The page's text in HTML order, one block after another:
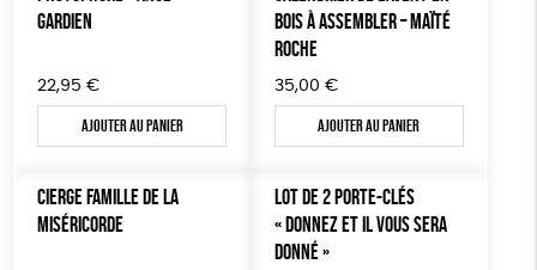
ACCESSOIRES
BIEN-ÊTRE
ÉPICERIE
PAPETERIE
LIVRES
Par défaut
Prix : du - cher au + cher
Prix : du + cher au - cher
Prix
50 € - 100 €
100 € - 150 €
Plus de 200€
Blanc Pur Terracotta
violet
Mots clés
Fairtrade Vegan Biodégradable Cosme Bio
FSC Fabrication artisanale PEFC
GARDIEN
22,95 €
Ajouter au panier
BOIS À ASSEMBLER – MAÏTÉ
ROCHE
35,00 €
Ajouter au panier
CIERGE FAMILLE DE LA
MISÉRICORDE
LOT DE 2 PORTE-CLÉS
« DONNEZ ET IL VOUS SERA
DONNÉ »